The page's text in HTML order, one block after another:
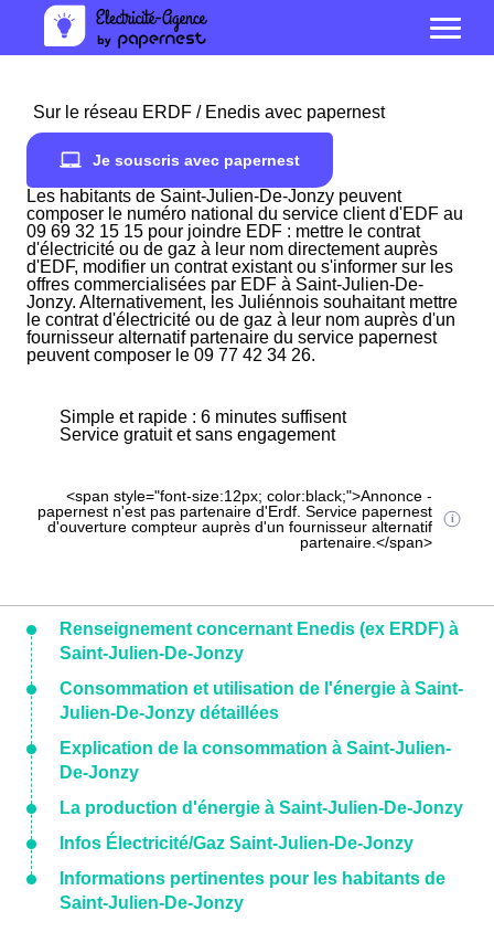
Sur le réseau ERDF / Enedis avec papernest
Je souscris avec papernest
Les habitants de Saint-Julien-De-Jonzy peuvent
composer le numéro national du service client d'EDF au
09 69 32 15 15 pour joindre EDF : mettre le contrat
d'électricité ou de gaz à leur nom directement auprès
d'EDF, modifier un contrat existant ou s'informer sur les
offres commercialisées par EDF à Saint-Julien-De-
Jonzy. Alternativement, les Juliénnois souhaitant mettre
le contrat d'électricité ou de gaz à leur nom auprès d'un
fournisseur alternatif partenaire du service papernest
peuvent composer le 09 77 42 34 26.
Simple et rapide : 6 minutes suffisent
Service gratuit et sans engagement
<span style="font-size:12px; color:black;">Annonce -
papernest n'est pas partenaire d'Erdf. Service papernest
d'ouverture compteur auprès d'un fournisseur alternatif
partenaire.</span>
Renseignement concernant Enedis (ex ERDF) à
Saint-Julien-De-Jonzy
Consommation et utilisation de l'énergie à Saint-
Julien-De-Jonzy détaillées
Explication de la consommation à Saint-Julien-
De-Jonzy
La production d'énergie à Saint-Julien-De-Jonzy
Infos Électricité/Gaz Saint-Julien-De-Jonzy
Informations pertinentes pour les habitants de
Saint-Julien-De-Jonzy